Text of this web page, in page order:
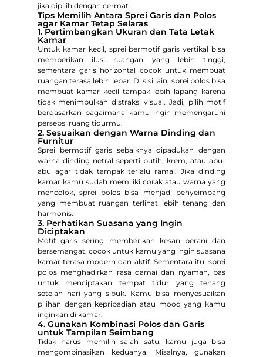
jika dipilih dengan cermat.
Tips Memilih Antara Sprei Garis dan Polos
agar Kamar Tetap Selaras
1. Pertimbangkan Ukuran dan Tata Letak
Kamar
Untuk kamar kecil, sprei bermotif garis vertikal bisa
memberikan ilusi ruangan yang lebih tinggi,
sementara garis horizontal cocok untuk membuat
ruangan terasa lebih lebar. Di sisi lain, sprei polos bisa
membuat kamar kecil tampak lebih lapang karena
tidak menimbulkan distraksi visual. Jadi, pilih motif
berdasarkan bagaimana kamu ingin memengaruhi
persepsi ruang tidurmu.
2. Sesuaikan dengan Warna Dinding dan
Furnitur
Sprei bermotif garis sebaiknya dipadukan dengan
warna dinding netral seperti putih, krem, atau abu-
abu agar tidak tampak terlalu ramai. Jika dinding
kamar kamu sudah memiliki corak atau warna yang
mencolok, sprei polos bisa menjadi penyeimbang
yang membuat ruangan terlihat lebih tenang dan
harmonis.
3. Perhatikan Suasana yang Ingin
Diciptakan
Motif garis sering memberikan kesan berani dan
bersemangat, cocok untuk kamu yang ingin suasana
kamar terasa modern dan aktif. Sementara itu, sprei
polos menghadirkan rasa damai dan nyaman, pas
untuk menciptakan tempat tidur yang tenang
setelah hari yang sibuk. Kamu bisa menyesuaikan
pilihan dengan kepribadian atau mood yang kamu
inginkan di kamar.
4. Gunakan Kombinasi Polos dan Garis
untuk Tampilan Seimbang
Tidak harus memilih salah satu, kamu juga bisa
mengombinasikan keduanya. Misalnya, gunakan